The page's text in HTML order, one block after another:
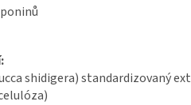
shidigera) standardizovaný